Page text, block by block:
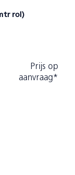
rol)
Prijs op
aanvraag*